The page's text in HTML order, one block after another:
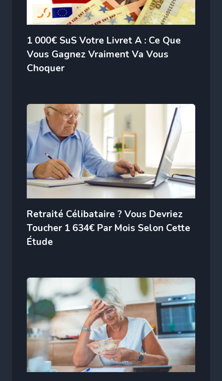
1 000€ SuS Votre Livret A : Ce Que
Vous Gagnez Vraiment Va Vous
Choquer
Retraité Célibataire ? Vous Devriez
Toucher 1 634€ Par Mois Selon Cette
Étude